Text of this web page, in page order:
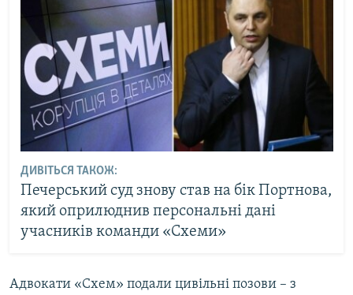
ДИВІТЬСЯ ТАКОЖ:
Печерський суд знову став на бік Портнова,
який оприлюднив персональні дані
учасників команди «Схеми»
Адвокати «Схем» подали цивільні позови – з